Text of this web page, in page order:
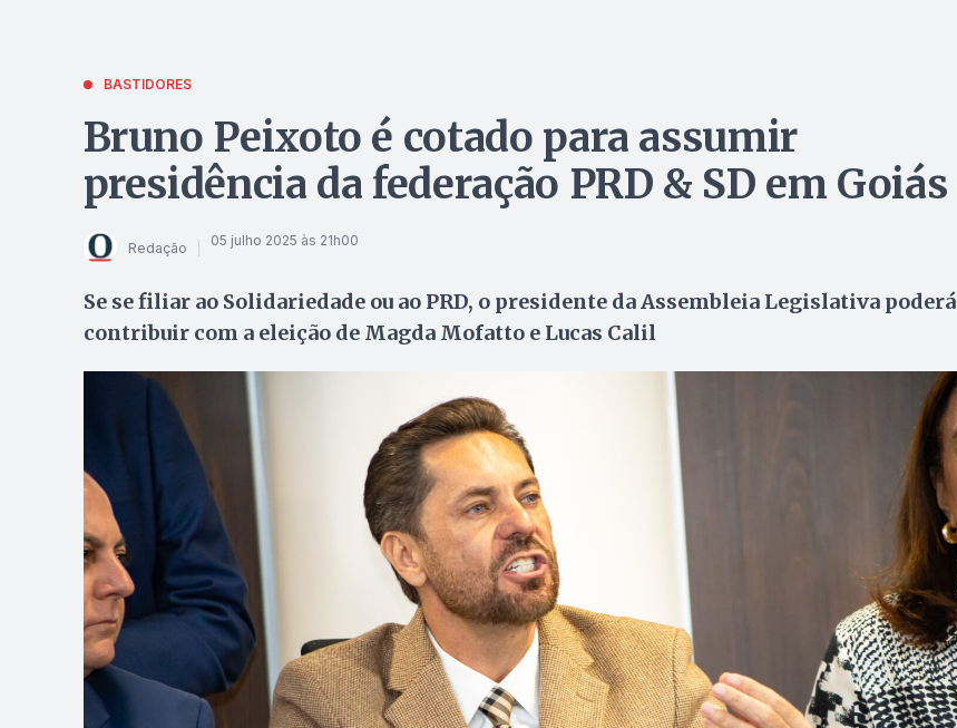
BASTIDORES
Bruno Peixoto é cotado para assumir
presidência da federação PRD & SD em Goiás
Redação 05 julho 2025 às 21h00
Se se filiar ao Solidariedade ou ao PRD, o presidente da Assembleia Legislativa poderá
contribuir com a eleição de Magda Mofatto e Lucas Calil